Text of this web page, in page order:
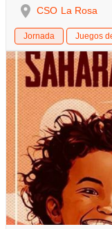
CSO La Rosa
Jornada Juegos